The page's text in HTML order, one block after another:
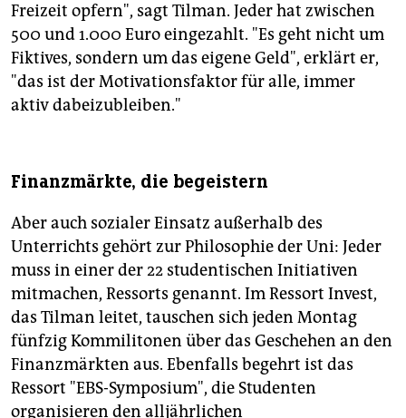
Freizeit opfern", sagt Tilman. Jeder hat zwischen
500 und 1.000 Euro eingezahlt. "Es geht nicht um
Fiktives, sondern um das eigene Geld", erklärt er,
"das ist der Motivationsfaktor für alle, immer
aktiv dabeizubleiben."
Finanzmärkte, die begeistern
Aber auch sozialer Einsatz außerhalb des
Unterrichts gehört zur Philosophie der Uni: Jeder
muss in einer der 22 studentischen Initiativen
mitmachen, Ressorts genannt. Im Ressort Invest,
das Tilman leitet, tauschen sich jeden Montag
fünfzig Kommilitonen über das Geschehen an den
Finanzmärkten aus. Ebenfalls begehrt ist das
Ressort "EBS-Symposium", die Studenten
organisieren den alljährlichen